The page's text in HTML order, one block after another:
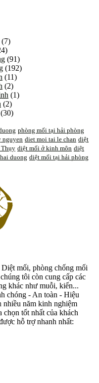
(7)
(91)
(192)
(11)
(2)
(1)
(2)
(30)
phòng mối tại hải phòng
nguyen diet moi tai le chan diệt
diệt mối ở kinh môn diệt
duong diệt mối tại hải phòng
mối, phòng chống mối
tôi còn cung cấp các
khác như muỗi, kiến...
chóng - An toàn - Hiệu
năm kinh nghiệm
tốt nhất của khách
hỗ trợ nhanh nhất: